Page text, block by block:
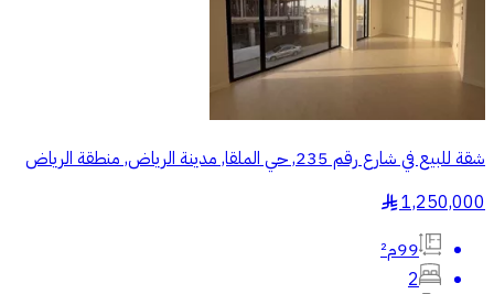
شقة للبيع في شارع رقم 235, حي الملقا, مدينة الرياض, منطقة الرياض
1,250,000
§
99م²
2